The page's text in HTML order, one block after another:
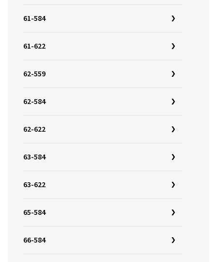
61-584
61-622
62-559
62-584
62-622
63-584
63-622
65-584
66-584